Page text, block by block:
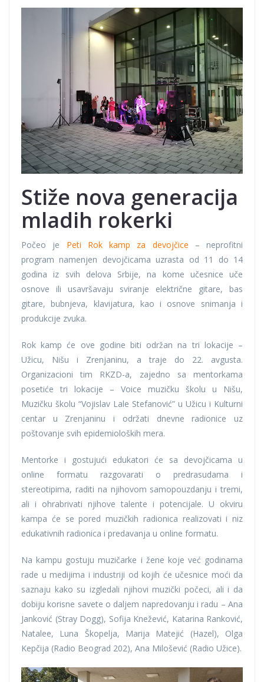
Stiže nova generacija
mladih rokerki
Počeo je Peti Rok kamp za devojčice – neprofitni
program namenjen devojčicama uzrasta od 11 do 14
godina iz svih delova Srbije, na kome učesnice uče
osnove ili usavršavaju sviranje električne gitare, bas
gitare, bubnjeva, klavijatura, kao i osnove snimanja i
produkcije zvuka.
Rok kamp će ove godine biti održan na tri lokacije –
Užicu, Nišu i Zrenjaninu, a traje do 22. avgusta.
Organizacioni tim RKZD-a, zajedno sa mentorkama
posetiće tri lokacije – Voice muzičku školu u Nišu,
Muzičku školu “Vojislav Lale Stefanović” u Užicu i Kulturni
centar u Zrenjaninu i održati dnevne radionice uz
poštovanje svih epidemioloških mera.
Mentorke i gostujući edukatori će sa devojčicama u
online formatu razgovarati o predrasudama i
stereotipima, raditi na njihovom samopouzdanju i tremi,
ali i ohrabrivati njihove talente i potencijale. U okviru
kampa će se pored muzičkih radionica realizovati i niz
edukativnih radionica i predavanja u online formatu.
Na kampu gostuju muzičarke i žene koje već godinama
rade u medijima i industriji od kojih će učesnice moći da
saznaju kako su izgledali njihovi muzički počeci, ali i da
dobiju korisne savete o daljem napredovanju i radu – Ana
Janković (Stray Dogg), Sofija Knežević, Katarina Ranković,
Natalee, Luna Škopelja, Marija Matejić (Hazel), Olga
Kepčija (Radio Beograd 202), Ana Milošević (Radio Užice).